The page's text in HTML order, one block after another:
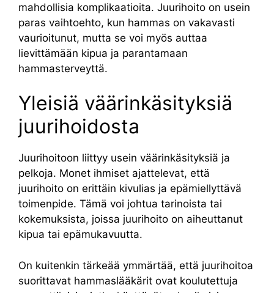
mahdollisia komplikaatioita. Juurihoito on usein
paras vaihtoehto, kun hammas on vakavasti
vaurioitunut, mutta se voi myös auttaa
lievittämään kipua ja parantamaan
hammasterveyttä.
Yleisiä väärinkäsityksiä
juurihoidosta
Juurihoitoon liittyy usein väärinkäsityksiä ja
pelkoja. Monet ihmiset ajattelevat, että
juurihoito on erittäin kivulias ja epämiellyttävä
toimenpide. Tämä voi johtua tarinoista tai
kokemuksista, joissa juurihoito on aiheuttanut
kipua tai epämukavuutta.
On kuitenkin tärkeää ymmärtää, että juurihoitoa
suorittavat hammaslääkärit ovat koulutettuja